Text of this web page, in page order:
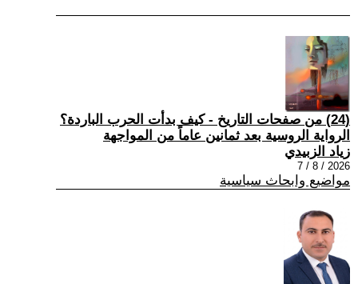
(24) من صفحات التاريخ - كيف بدأت الحرب الباردة؟
الرواية الروسية بعد ثمانين عاماً من المواجهة
زياد الزبيدي
2026 / 8 / 7
مواضيع وابحاث سياسية